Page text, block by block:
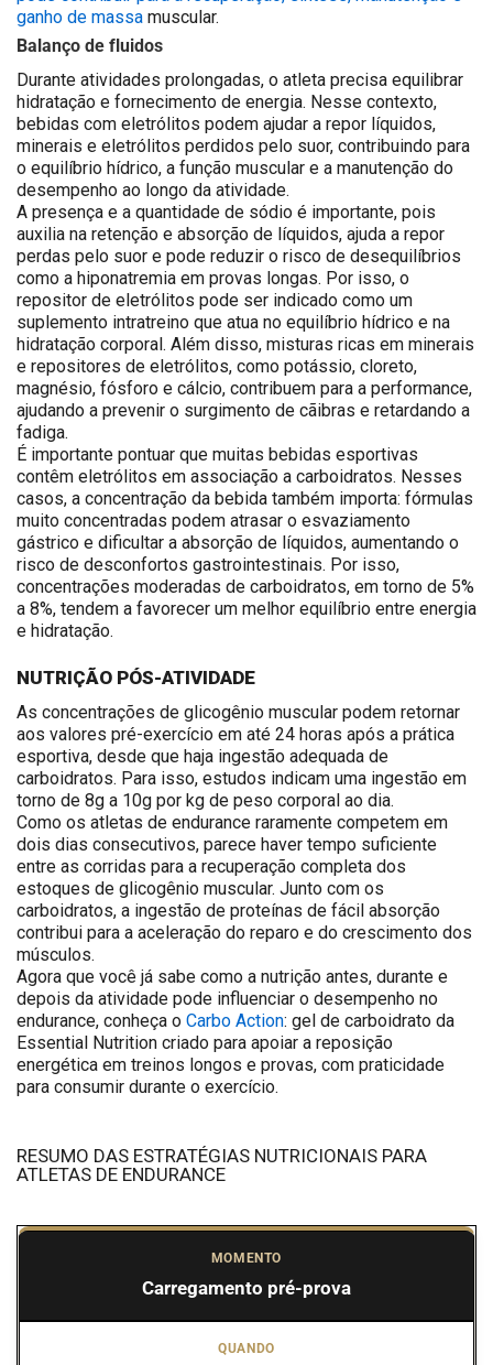
ganho de massa muscular.
Balanço de fluidos
Durante atividades prolongadas, o atleta precisa equilibrar
hidratação e fornecimento de energia. Nesse contexto,
bebidas com eletrólitos podem ajudar a repor líquidos,
minerais e eletrólitos perdidos pelo suor, contribuindo para
o equilíbrio hídrico, a função muscular e a manutenção do
desempenho ao longo da atividade.
A presença e a quantidade de sódio é importante, pois
auxilia na retenção e absorção de líquidos, ajuda a repor
perdas pelo suor e pode reduzir o risco de desequilíbrios
como a hiponatremia em provas longas. Por isso, o
repositor de eletrólitos pode ser indicado como um
suplemento intratreino que atua no equilíbrio hídrico e na
hidratação corporal. Além disso, misturas ricas em minerais
e repositores de eletrólitos, como potássio, cloreto,
magnésio, fósforo e cálcio, contribuem para a performance,
ajudando a prevenir o surgimento de cãibras e retardando a
fadiga.
É importante pontuar que muitas bebidas esportivas
contêm eletrólitos em associação a carboidratos. Nesses
casos, a concentração da bebida também importa: fórmulas
muito concentradas podem atrasar o esvaziamento
gástrico e dificultar a absorção de líquidos, aumentando o
risco de desconfortos gastrointestinais. Por isso,
concentrações moderadas de carboidratos, em torno de 5%
a 8%, tendem a favorecer um melhor equilíbrio entre energia
e hidratação.
NUTRIÇÃO PÓS-ATIVIDADE
As concentrações de glicogênio muscular podem retornar
aos valores pré-exercício em até 24 horas após a prática
esportiva, desde que haja ingestão adequada de
carboidratos. Para isso, estudos indicam uma ingestão em
torno de 8g a 10g por kg de peso corporal ao dia.
Como os atletas de endurance raramente competem em
dois dias consecutivos, parece haver tempo suficiente
entre as corridas para a recuperação completa dos
estoques de glicogênio muscular. Junto com os
carboidratos, a ingestão de proteínas de fácil absorção
contribui para a aceleração do reparo e do crescimento dos
músculos.
Agora que você já sabe como a nutrição antes, durante e
depois da atividade pode influenciar o desempenho no
endurance, conheça o Carbo Action: gel de carboidrato da
Essential Nutrition criado para apoiar a reposição
energética em treinos longos e provas, com praticidade
para consumir durante o exercício.
RESUMO DAS ESTRATÉGIAS NUTRICIONAIS PARA
ATLETAS DE ENDURANCE
Quando
Carregamento pré-prova